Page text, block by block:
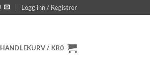
Logg inn / Registrer
HANDLEKURV / KR0